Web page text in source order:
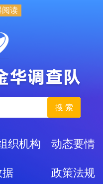
阅读
搜 索
织机构 动态要情
据 政策法规